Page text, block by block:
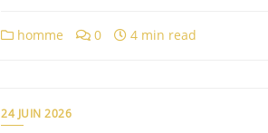
homme 0 4 min read
24 JUIN 2026